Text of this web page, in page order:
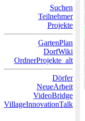
Suchen
Teilnehmer
Projekte
GartenPlan
DorfWiki
OrdnerProjekte_alt
Dörfer
NeueArbeit
VideoBridge
VillageInnovationTalk